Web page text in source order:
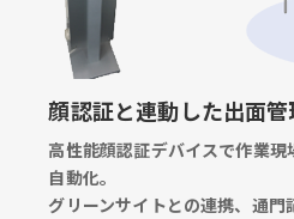
顔認証と連動した出面
高性能顔認証デバイスで作業
自動化。
グリーンサイトとの連携、通門